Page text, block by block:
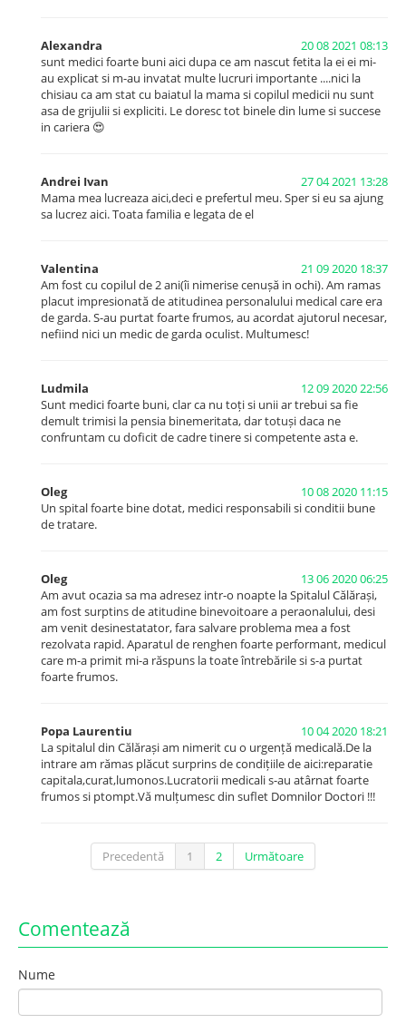
Alexandra
20 08 2021 08:13
sunt medici foarte buni aici dupa ce am nascut fetita la ei ei mi-
au explicat si m-au invatat multe lucruri importante ....nici la
chisiau ca am stat cu baiatul la mama si copilul medicii nu sunt
asa de grijulii si expliciti. Le doresc tot binele din lume si succese
in cariera 😍
Andrei Ivan
27 04 2021 13:28
Mama mea lucreaza aici,deci e prefertul meu. Sper si eu sa ajung
sa lucrez aici. Toata familia e legata de el
Valentina
21 09 2020 18:37
Am fost cu copilul de 2 ani(îi nimerise cenușă in ochi). Am ramas
placut impresionată de atitudinea personalului medical care era
de garda. S-au purtat foarte frumos, au acordat ajutorul necesar,
nefiind nici un medic de garda oculist. Multumesc!
Ludmila
12 09 2020 22:56
Sunt medici foarte buni, clar ca nu toți si unii ar trebui sa fie
demult trimisi la pensia binemeritata, dar totuși daca ne
confruntam cu doficit de cadre tinere si competente asta e.
Oleg
10 08 2020 11:15
Un spital foarte bine dotat, medici responsabili si conditii bune
de tratare.
Oleg
13 06 2020 06:25
Am avut ocazia sa ma adresez intr-o noapte la Spitalul Călărași,
am fost surptins de atitudine binevoitoare a peraonalului, desi
am venit desinestatator, fara salvare problema mea a fost
rezolvata rapid. Aparatul de renghen foarte performant, medicul
care m-a primit mi-a răspuns la toate întrebările si s-a purtat
foarte frumos.
Popa Laurentiu
10 04 2020 18:21
La spitalul din Călărași am nimerit cu o urgență medicală.De la
intrare am rămas plăcut surprins de condițiile de aici:reparatie
capitala,curat,lumonos.Lucratorii medicali s-au atârnat foarte
frumos si ptompt.Vă mulțumesc din suflet Domnilor Doctori !!!
Precedentă 1 2 Următoare
Comentează
Nume